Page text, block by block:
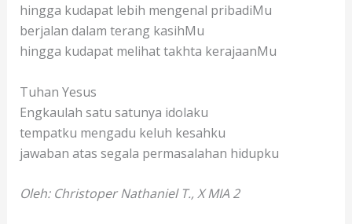
hingga kudapat lebih mengenal pribadiMu
berjalan dalam terang kasihMu
hingga kudapat melihat takhta kerajaanMu
Tuhan Yesus
Engkaulah satu satunya idolaku
tempatku mengadu keluh kesahku
jawaban atas segala permasalahan hidupku
Oleh: Christoper Nathaniel T., X MIA 2